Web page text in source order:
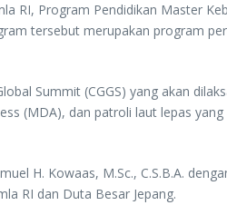
RI, Program Pendidikan Master
tersebut merupakan program
Summit (CGGS) yang akan
(MDA), dan patroli laut lepas
H. Kowaas, M.Sc., C.S.B.A.
RI dan Duta Besar Jepang.